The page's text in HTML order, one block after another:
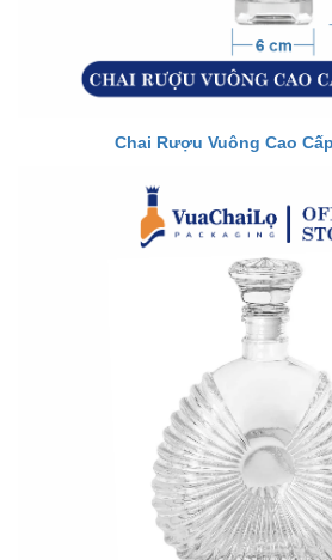
Chai Rượu Vuông Cao